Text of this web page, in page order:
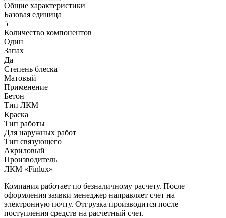
Общие характеристики
Базовая единица
5
Количество компонентов
Один
Запах
Да
Степень блеска
Матовый
Применение
Бетон
Тип ЛКМ
Краска
Тип работы
Для наружных работ
Тип связующего
Акриловый
Производитель
ЛКМ «Finlux»
Компания работает по безналичному расчету. После
оформления заявки менеджер направляет счет на
электронную почту. Отгрузка производится после
поступления средств на расчетный счет.